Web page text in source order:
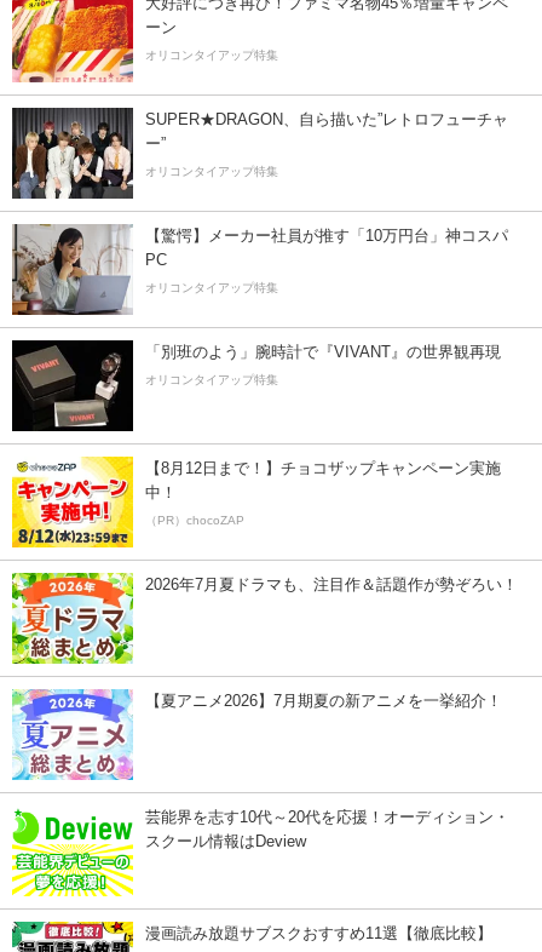
ーン
オリコンタイアップ特集
SUPER★DRAGON、自ら描いた”レトロフューチャ
ー”
オリコンタイアップ特集
【驚愕】メーカー社員が推す「10万円台」神コスパ
PC
オリコンタイアップ特集
「別班のよう」腕時計で『VIVANT』の世界観再現
オリコンタイアップ特集
【8月12日まで！】チョコザップキャンペーン実施
中！
（PR）chocoZAP
2026年7月夏ドラマも、注目作＆話題作が勢ぞろい！
【夏アニメ2026】7月期夏の新アニメを一挙紹介！
芸能界を志す10代～20代を応援！オーディション・
スクール情報はDeview
漫画読み放題サブスクおすすめ11選【徹底比較】